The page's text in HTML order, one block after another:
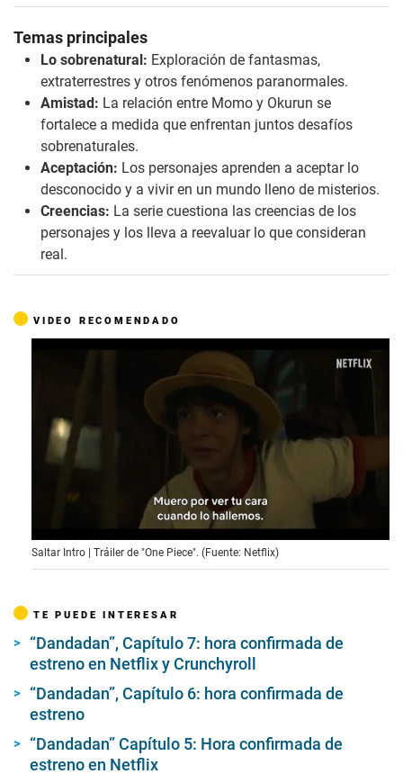
Temas principales
Lo sobrenatural: Exploración de fantasmas,
extraterrestres y otros fenómenos paranormales.
Amistad: La relación entre Momo y Okurun se
fortalece a medida que enfrentan juntos desafíos
sobrenaturales.
Aceptación: Los personajes aprenden a aceptar lo
desconocido y a vivir en un mundo lleno de misterios.
Creencias: La serie cuestiona las creencias de los
personajes y los lleva a reevaluar lo que consideran
real.
VIDEO RECOMENDADO
0
s
e
n
s
o
2
m
i
u
t
Saltar Intro | Tráiler de "One Piece". (Fuente: Netflix)
TE PUEDE INTERESAR
“Dandadan”, Capítulo 7: hora confirmada de
estreno en Netflix y Crunchyroll
“Dandadan”, Capítulo 6: hora confirmada de
estreno
“Dandadan” Capítulo 5: Hora confirmada de
estreno en Netflix